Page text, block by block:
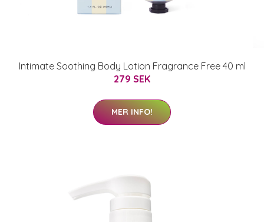
Intimate Soothing Body Lotion Fragrance Free 40 ml
279 SEK
MER INFO!